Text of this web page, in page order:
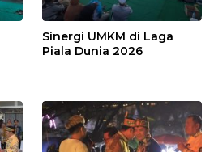
Sinergi UMKM di Laga
Piala Dunia 2026